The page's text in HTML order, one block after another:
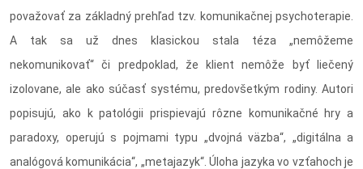
považovať za základný prehľad tzv. komunikačnej psychoterapie.
A tak sa už dnes klasickou stala téza „nemôžeme
nekomunikovať“ či predpoklad, že klient nemôže byť liečený
izolovane, ale ako súčasť systému, predovšetkým rodiny. Autori
popisujú, ako k patológii prispievajú rôzne komunikačné hry a
paradoxy, operujú s pojmami typu „dvojná väzba“, „digitálna a
analógová komunikácia“, „metajazyk“. Úloha jazyka vo vzťahoch je